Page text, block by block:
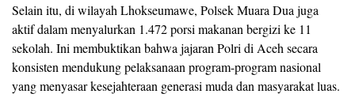
Selain itu, di wilayah Lhokseumawe, PolsekMuara Dua juga
aktifdalammenyalurkan 1.472porsi makanan bergizi ke 11
sekolah. Ini membuktikan bahwa jajaran Polri di Aceh secara
konsisten mendukungpelaksanaan program-programnasional
yangmenyasarkesejahteraan generasi muda dan masyarakatluas.